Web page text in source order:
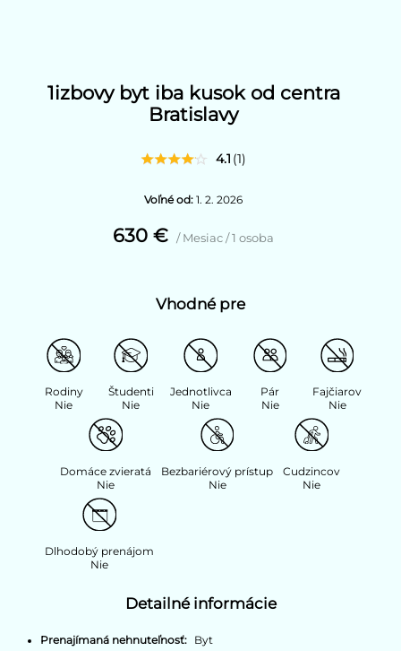
1izbovy byt iba kusok od centra
Bratislavy
4.1 (1)
Voľné od: 1. 2. 2026
630 € / Mesiac / 1 osoba
Vhodné pre
Rodiny
Nie
Študenti
Nie
Jednotlivca
Nie
Pár
Nie
Fajčiarov
Nie
Domáce zvieratá
Nie
Bezbariérový prístup
Nie
Cudzincov
Nie
Dlhodobý prenájom
Nie
Detailné informácie
Prenajímaná nehnuteľnosť:
Byt